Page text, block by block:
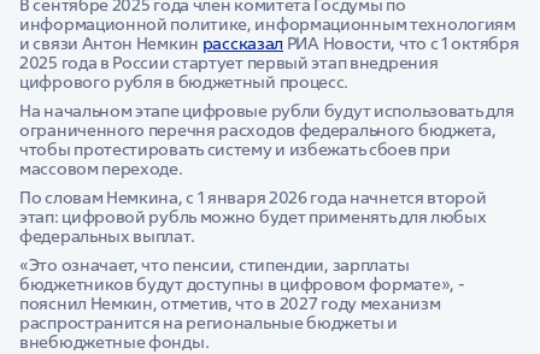
В сентябре 2025 года член комитета Госдумы по
информационной политике, информационным технологиям
и связи Антон Немкин рассказал РИА Новости, что с 1 октября
2025 года в России стартует первый этап внедрения
цифрового рубля в бюджетный процесс.
На начальном этапе цифровые рубли будут использовать для
ограниченного перечня расходов федерального бюджета,
чтобы протестировать систему и избежать сбоев при
массовом переходе.
По словам Немкина, с 1 января 2026 года начнется второй
этап: цифровой рубль можно будет применять для любых
федеральных выплат.
«Это означает, что пенсии, стипендии, зарплаты
бюджетников будут доступны в цифровом формате», -
пояснил Немкин, отметив, что в 2027 году механизм
распространится на региональные бюджеты и
внебюджетные фонды.